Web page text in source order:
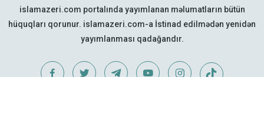
islamazeri.com portalında yayımlanan məlumatların bütün
hüquqları qorunur. islamazeri.com-a İstinad edilmədən yenidən
yayımlanması qadağandır.